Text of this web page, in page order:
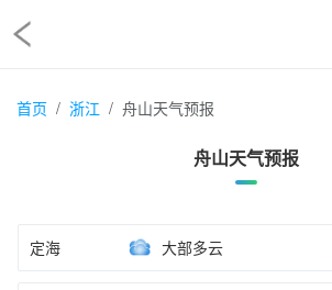
首页 浙江 舟山天气预报
舟山天气预报
定海 大部多云